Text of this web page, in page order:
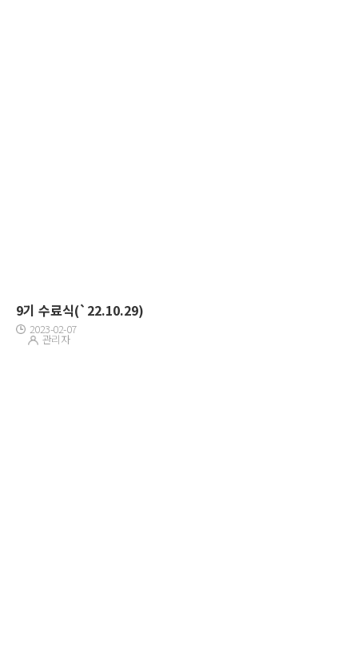
9기 수료식(`22.10.29)
2023-02-07
관리자